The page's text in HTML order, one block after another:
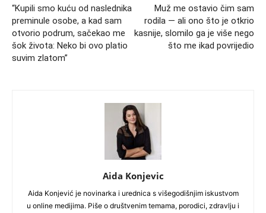
“Kupili smo kuću od naslednika
preminule osobe, a kad sam
otvorio podrum, sačekao me
šok života: Neko bi ovo platio
suvim zlatom”
Muž me ostavio čim sam
rodila — ali ono što je otkrio
kasnije, slomilo ga je više nego
što me ikad povrijedio
Aida Konjevic
Aida Konjević je novinarka i urednica s višegodišnjim iskustvom
u online medijima. Piše o društvenim temama, porodici, zdravlju i